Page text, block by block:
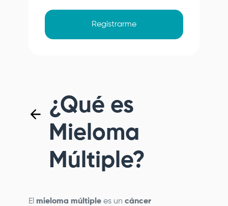
Registrarme
¿Qué es
Mieloma
Múltiple?
El mieloma múltiple es un cáncer